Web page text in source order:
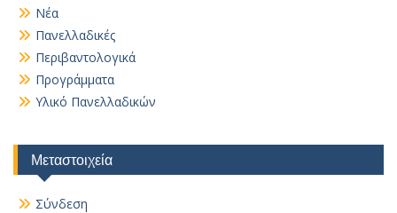
Νέα
Πανελλαδικές
Περιβαντολογικά
Προγράμματα
Υλικό Πανελλαδικών
Μεταστοιχεία
Σύνδεση